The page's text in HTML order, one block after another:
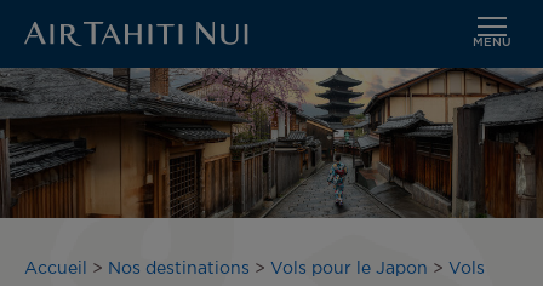
Aller
au
contenu
principal
MENU
Image
Fil
Accueil Nos destinations Vols pour le Japon
Vols